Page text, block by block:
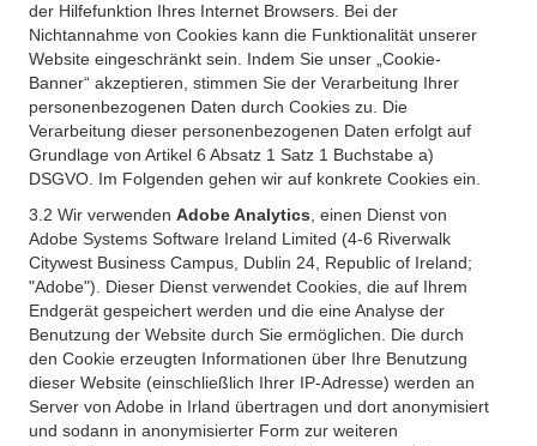
der Hilfefunktion Ihres Internet Browsers. Bei der
Nichtannahme von Cookies kann die Funktionalität unserer
Website eingeschränkt sein. Indem Sie unser „Cookie-
Banner“ akzeptieren, stimmen Sie der Verarbeitung Ihrer
personenbezogenen Daten durch Cookies zu. Die
Verarbeitung dieser personenbezogenen Daten erfolgt auf
Grundlage von Artikel 6 Absatz 1 Satz 1 Buchstabe a)
DSGVO. Im Folgenden gehen wir auf konkrete Cookies ein.
3.2 Wir verwenden Adobe Analytics , einen Dienst von
Adobe Systems Software Ireland Limited (4-6 Riverwalk
Citywest Business Campus, Dublin 24, Republic of Ireland;
"Adobe"). Dieser Dienst verwendet Cookies, die auf Ihrem
Endgerät gespeichert werden und die eine Analyse der
Benutzung der Website durch Sie ermöglichen. Die durch
den Cookie erzeugten Informationen über Ihre Benutzung
dieser Website (einschließlich Ihrer IP-Adresse) werden an
Server von Adobe in Irland übertragen und dort anonymisiert
und sodann in anonymisierter Form zur weiteren